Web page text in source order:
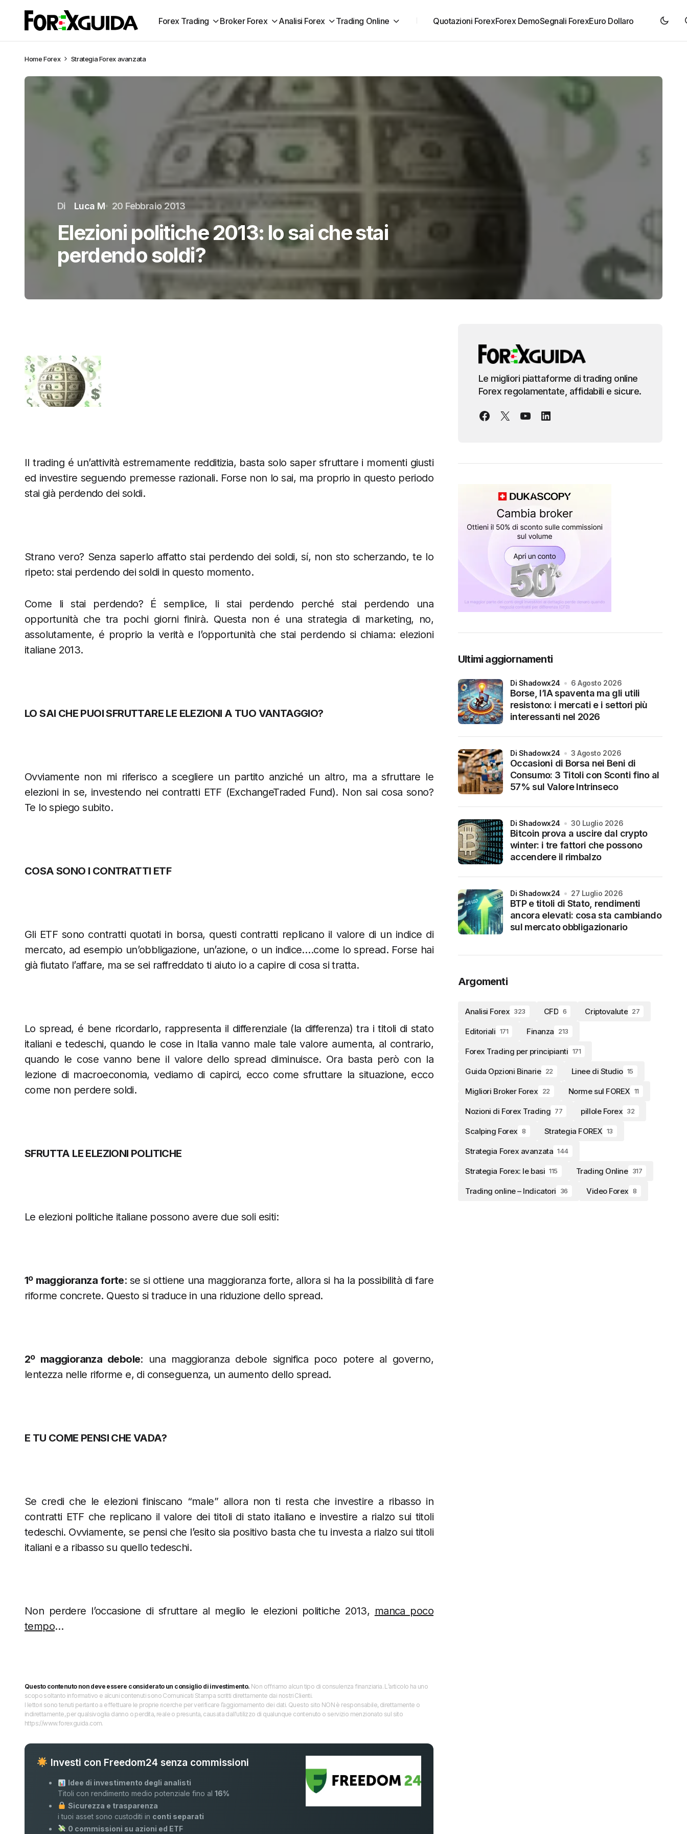
Forex Trading Broker Forex Analisi Forex Trading Online Quotazioni ForexForex DemoSegnali ForexEuro Dollaro
HomeForex Strategia Forex avanzata
Di Luca M 20 Febbraio 2013
Elezioni politiche 2013: lo sai che stai
perdendo soldi?
Il trading é un’attività estremamente redditizia, basta solo saper sfruttare i momenti giusti
ed investire seguendo premesse razionali. Forse non lo sai, ma proprio in questo periodo
stai già perdendo dei soldi.
Strano vero? Senza saperlo affatto stai perdendo dei soldi, sí, non sto scherzando, te lo
ripeto: stai perdendo dei soldi in questo momento.
Come li stai perdendo? É semplice, li stai perdendo perché stai perdendo una
opportunità che tra pochi giorni finirà. Questa non é una strategia di marketing, no,
assolutamente, é proprio la verità e l’opportunità che stai perdendo si chiama: elezioni
italiane 2013.
LO SAI CHE PUOI SFRUTTARE LE ELEZIONI A TUO VANTAGGIO?
Ovviamente non mi riferisco a scegliere un partito anziché un altro, ma a sfruttare le
elezioni in se, investendo nei contratti ETF (ExchangeTraded Fund). Non sai cosa sono?
Te lo spiego subito.
COSA SONO I CONTRATTI ETF
Gli ETF sono contratti quotati in borsa, questi contratti replicano il valore di un indice di
mercato, ad esempio un’obbligazione, un’azione, o un indice….come lo spread. Forse hai
già fiutato l’affare, ma se sei raffreddato ti aiuto io a capire di cosa si tratta.
Lo spread, é bene ricordarlo, rappresenta il differenziale (la differenza) tra i titoli di stato
italiani e tedeschi, quando le cose in Italia vanno male tale valore aumenta, al contrario,
quando le cose vanno bene il valore dello spread diminuisce. Ora basta però con la
lezione di macroeconomia, vediamo di capirci, ecco come sfruttare la situazione, ecco
come non perdere soldi.
SFRUTTA LE ELEZIONI POLITICHE
Le elezioni politiche italiane possono avere due soli esiti:
1º maggioranza forte: se si ottiene una maggioranza forte, allora si ha la possibilità di fare
riforme concrete. Questo si traduce in una riduzione dello spread.
2º maggioranza debole: una maggioranza debole significa poco potere al governo,
lentezza nelle riforme e, di conseguenza, un aumento dello spread.
E TU COME PENSI CHE VADA?
Se credi che le elezioni finiscano “male” allora non ti resta che investire a ribasso in
contratti ETF che replicano il valore dei titoli di stato italiano e investire a rialzo sui titoli
tedeschi. Ovviamente, se pensi che l’esito sia positivo basta che tu investa a rialzo sui titoli
italiani e a ribasso su quello tedeschi.
Non perdere l’occasione di sfruttare al meglio le elezioni politiche 2013, manca poco
tempo…
Questo contenuto non deve essere considerato un consiglio di investimento. Non offriamo alcun tipo di consulenza finanziaria. L’articolo ha uno
scopo soltanto informativo e alcuni contenuti sono Comunicati Stampa scritti direttamente dai nostri Clienti.
I lettori sono tenuti pertanto a effettuare le proprie ricerche per verificare l’aggiornamento dei dati. Questo sito NON è responsabile, direttamente o
indirettamente, per qualsivoglia danno o perdita, reale o presunta, causata dall'utilizzo di qualunque contenuto o servizio menzionato sul sito
https://www.forexguida.com.
Investi con Freedom24 senza commissioni
Idee di investimento degli analisti
Titoli con rendimento medio potenziale fino al16%
Sicurezza e trasparenza
i tuoi asset sono custoditi in conti separati
0 commissioni su azioni ed ETF
Le migliori piattaforme di trading online
Forex regolamentate, affidabili e sicure.
Ultimi aggiornamenti
Borse, l’IA spaventa ma gli utili
resistono: i mercati e i settori più
interessanti nel 2026
di Shadowx24 6 Agosto 2026
Occasioni di Borsa nei Beni di
Consumo: 3 Titoli con Sconti fino al
57% sul Valore Intrinseco
di Shadowx24 3 Agosto 2026
Bitcoin prova a uscire dal crypto
winter: i tre fattori che possono
accendere il rimbalzo
di Shadowx24 30 Luglio 2026
BTP e titoli di Stato, rendimenti
ancora elevati: cosa sta cambiando
sul mercato obbligazionario
di Shadowx24 27 Luglio 2026
Argomenti
Analisi Forex 323 CFD 6 Criptovalute 27
Editoriali 171 Finanza 213
Forex Trading per principianti 171
Guida Opzioni Binarie 22 Linee di Studio 15
Migliori Broker Forex 22 Norme sul FOREX 11
Nozioni di Forex Trading 77 pillole Forex 32
Scalping Forex 8 Strategia FOREX 13
Strategia Forex avanzata 144
Strategia Forex: le basi 115 Trading Online 317
Trading online – Indicatori 36 Video Forex 8